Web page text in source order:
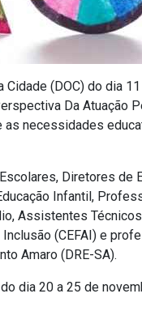
(DOC) do dia
Da Atuação
necessidades
Diretores de
Infantil,
Assistentes
(CEFAI) e
Amaro (DRE-SA).
dia 20 a 25 de